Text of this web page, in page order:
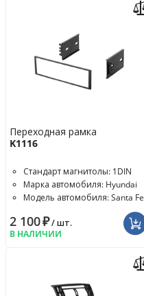
Переходная рамка
K1116
Стандарт магнитолы: 1DIN
Марка автомобиля: Hyundai
Модель автомобиля: Santa Fe
2 100₽/ шт.
В НАЛИЧИИ